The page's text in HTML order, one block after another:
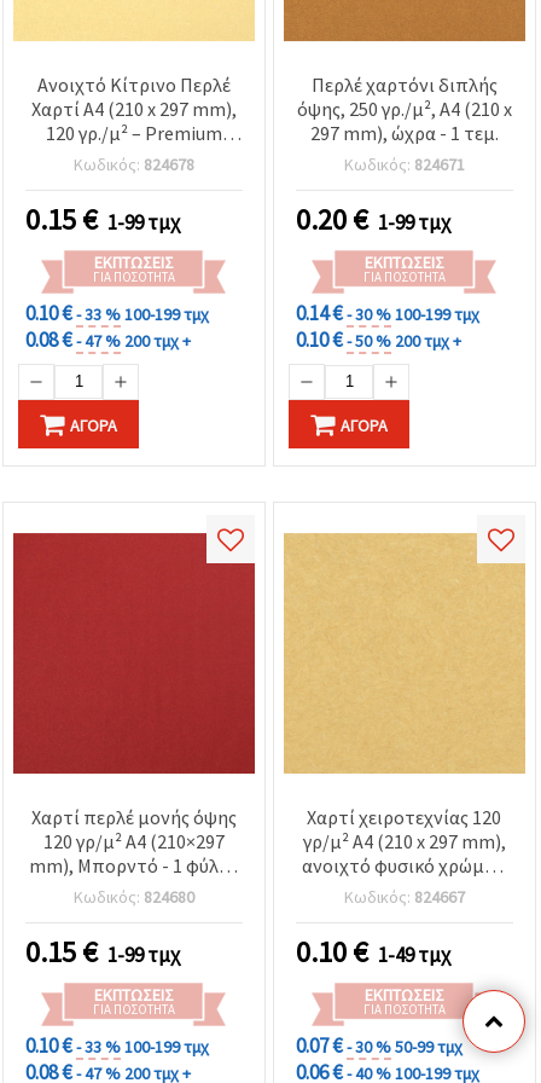
Ανοιχτό Κίτρινο Περλέ
Χαρτί A4 (210 x 297 mm),
120 γρ./μ² – Premium
Φύλλο Χειροτεχνίας για
Κατασκευή Καρτών,
Scrapbooking &
Προσκλητήρια
Κωδικός: 824678
0.15€ 1-99 τμχ
ΕΚΠΤΏΣΕΙΣ
ΓΙΑ ΠΟΣΌΤΗΤΑ
0.10 €- 33 %100-199 τμχ
0.08 €- 47 % 200 τμχ +
ΑΓΟΡΆ
Περλέ χαρτόνι διπλής
όψης, 250 γρ./μ², A4 (210 x
297 mm), ώχρα - 1 τεμ.
Κωδικός: 824671
0.20€ 1-99 τμχ
ΕΚΠΤΏΣΕΙΣ
ΓΙΑ ΠΟΣΌΤΗΤΑ
0.14 €- 30 %100-199 τμχ
0.10 €- 50 % 200 τμχ +
ΑΓΟΡΆ
Χαρτί περλέ μονής όψης
120 γρ/μ² A4 (210×297
mm), Μπορντό - 1 φύλλο
για χειροτεχνίες
Κωδικός: 824680
0.15€ 1-99 τμχ
ΕΚΠΤΏΣΕΙΣ
ΓΙΑ ΠΟΣΌΤΗΤΑ
0.10 €- 33 %100-199 τμχ
0.08 €- 47 % 200 τμχ +
Χαρτί χειροτεχνίας 120
γρ/μ² A4 (210 x 297 mm),
ανοιχτό φυσικό χρώμα -
1 τεμ.
Κωδικός: 824667
0.10€ 1-49 τμχ
ΕΚΠΤΏΣΕΙΣ
ΓΙΑ ΠΟΣΌΤΗΤΑ
0.07 €- 30 %50-99 τμχ
0.06 €- 40 %100-199 τμχ